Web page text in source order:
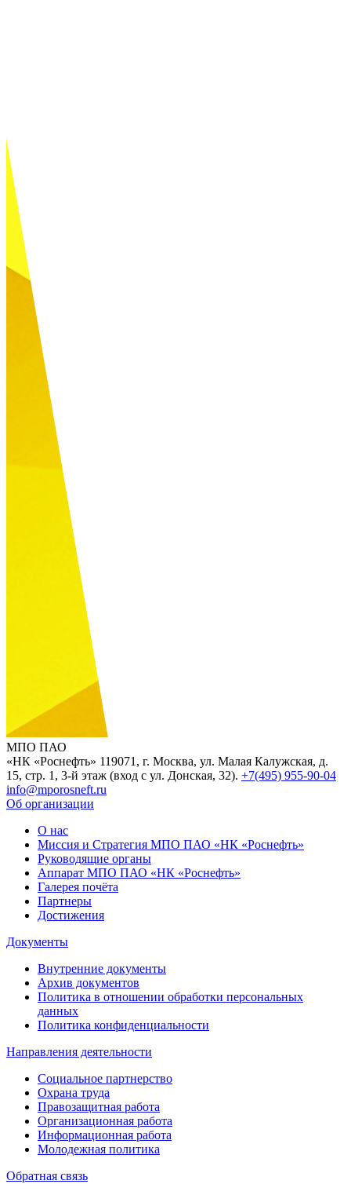
МПО ПАО
«НК «Роснефть» 119071, г. Москва, ул. Малая Калужская, д.
15, стр. 1, 3-й этаж (вход с ул. Донская, 32). +7(495) 955-90-04
info@mporosneft.ru
Об организации
О нас
Миссия и Стратегия МПО ПАО «НК «Роснефть»
Руководящие органы
Аппарат МПО ПАО «НК «Роснефть»
Галерея почёта
Партнеры
Достижения
Документы
Внутренние документы
Архив документов
Политика в отношении обработки персональных
данных
Политика конфиденциальности
Направления деятельности
Социальное партнерство
Охрана труда
Правозащитная работа
Организационная работа
Информационная работа
Молодежная политика
Обратная связь